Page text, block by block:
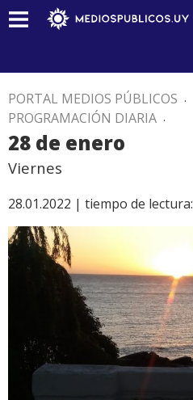
PORTAL MEDIOS PÚBLICOS .
PROGRAMACIÓN DIARIA .
28 de enero
Viernes
28.01.2022 | tiempo de lectura: